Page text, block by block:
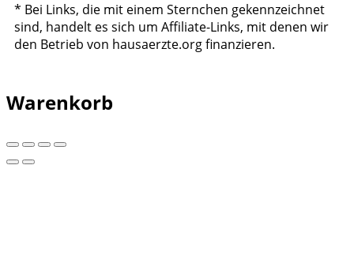
* Bei Links, die mit einem Sternchen gekennzeichnet
sind, handelt es sich um Affiliate-Links, mit denen wir
den Betrieb von hausaerzte.org finanzieren.
Warenkorb